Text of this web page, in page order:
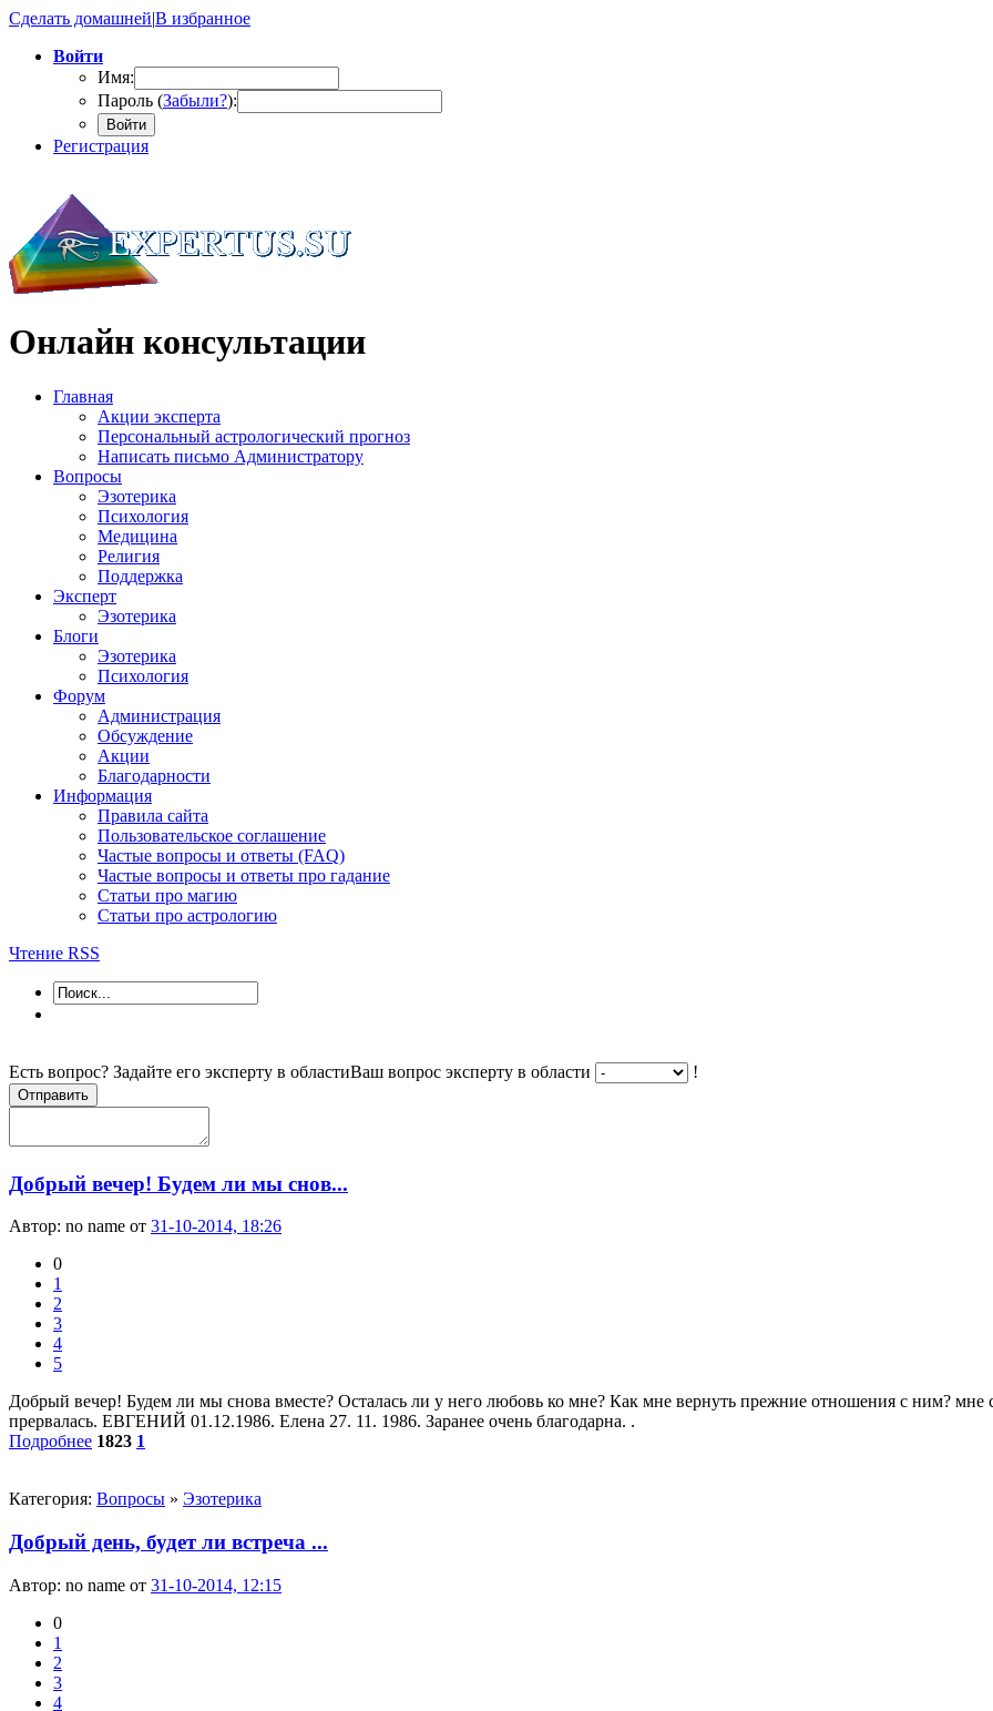
Сделать домашней|В избранное
Войти
Имя:
Пароль (Забыли?):
Войти
Регистрация
Онлайн консультации
Главная
Акции эксперта
Персональный астрологический прогноз
Написать письмо Администратору
Вопросы
Эзотерика
Психология
Медицина
Религия
Поддержка
Эксперт
Эзотерика
Блоги
Эзотерика
Психология
Форум
Администрация
Обсуждение
Акции
Благодарности
Информация
Правила сайта
Пользовательское соглашение
Частые вопросы и ответы (FAQ)
Частые вопросы и ответы про гадание
Статьи про магию
Статьи про астрологию
Чтение RSS
Есть вопрос? Задайте его эксперту в областиВаш вопрос эксперту в области !
Отправить
Добрый вечер! Будем ли мы снов...
Автор: no name от 31-10-2014, 18:26
0
1
2
3
4
5
Добрый вечер! Будем ли мы снова вместе? Осталась ли у него любовь ко мне? Как мне вернуть прежние отношения с ним? мне
прервалась. ЕВГЕНИЙ 01.12.1986. Елена 27. 11. 1986. Заранее очень благодарна. .
Подробнее 1823 1
Категория: Вопросы » Эзотерика
Добрый день, будет ли встреча ...
Автор: no name от 31-10-2014, 12:15
0
1
2
3
4